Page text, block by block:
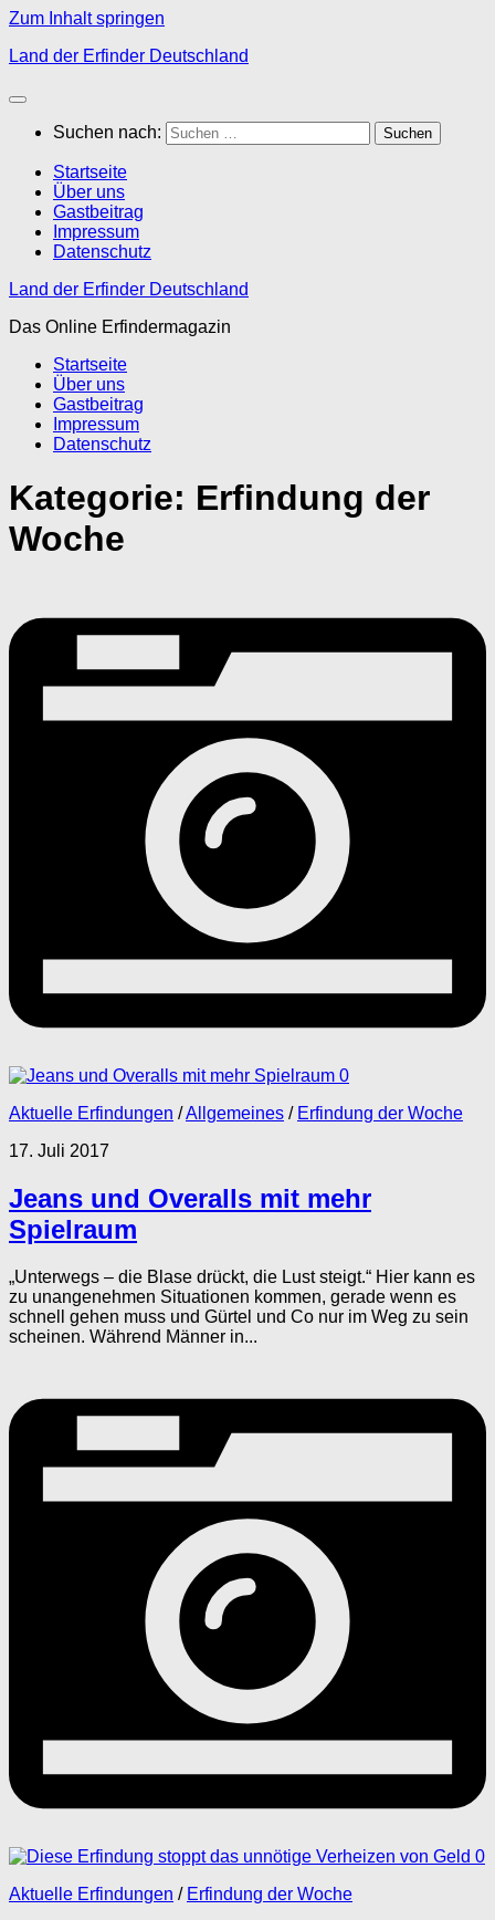
Zum Inhalt springen
Land der Erfinder Deutschland
Suchen nach:
Startseite
Über uns
Gastbeitrag
Impressum
Datenschutz
Land der Erfinder Deutschland
Das Online Erfindermagazin
Startseite
Über uns
Gastbeitrag
Impressum
Datenschutz
Kategorie: Erfindung der
Woche
0
Aktuelle Erfindungen /Allgemeines / Erfindung der Woche
17. Juli 2017
Jeans und Overalls mit mehr
Spielraum
„Unterwegs – die Blase drückt, die Lust steigt.“ Hier kann es
zu unangenehmen Situationen kommen, gerade wenn es
schnell gehen muss und Gürtel und Co nur im Weg zu sein
scheinen. Während Männer in...
0
Aktuelle Erfindungen / Erfindung der Woche